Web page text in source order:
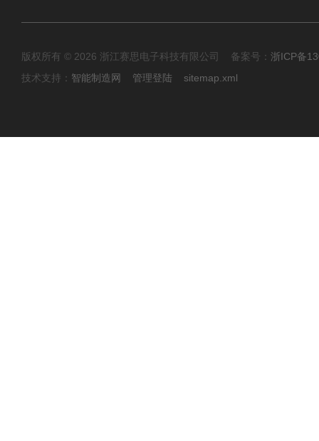
版权所有 © 2026 浙江赛思电子科技有限公司 备案号： 浙ICP备
技术支持： 智能制造网 管理登陆 sitemap.xml